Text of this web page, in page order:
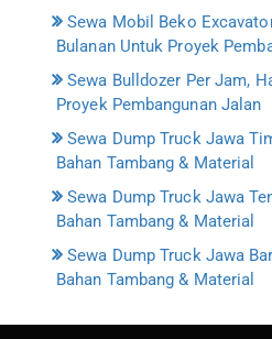
Sewa Mobil Beko
Bulanan Untuk Proyek
Sewa Bulldozer Per Jam,
Proyek Pembangunan Jalan
Sewa Dump Truck Jawa
Bahan Tambang & Material
Sewa Dump Truck Jawa
Bahan Tambang & Material
Sewa Dump Truck Jawa
Bahan Tambang & Material